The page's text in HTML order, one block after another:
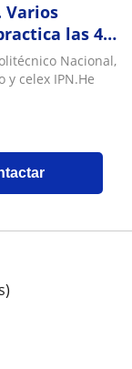
Varios
las 4
Nacional,
y celex IPN.He